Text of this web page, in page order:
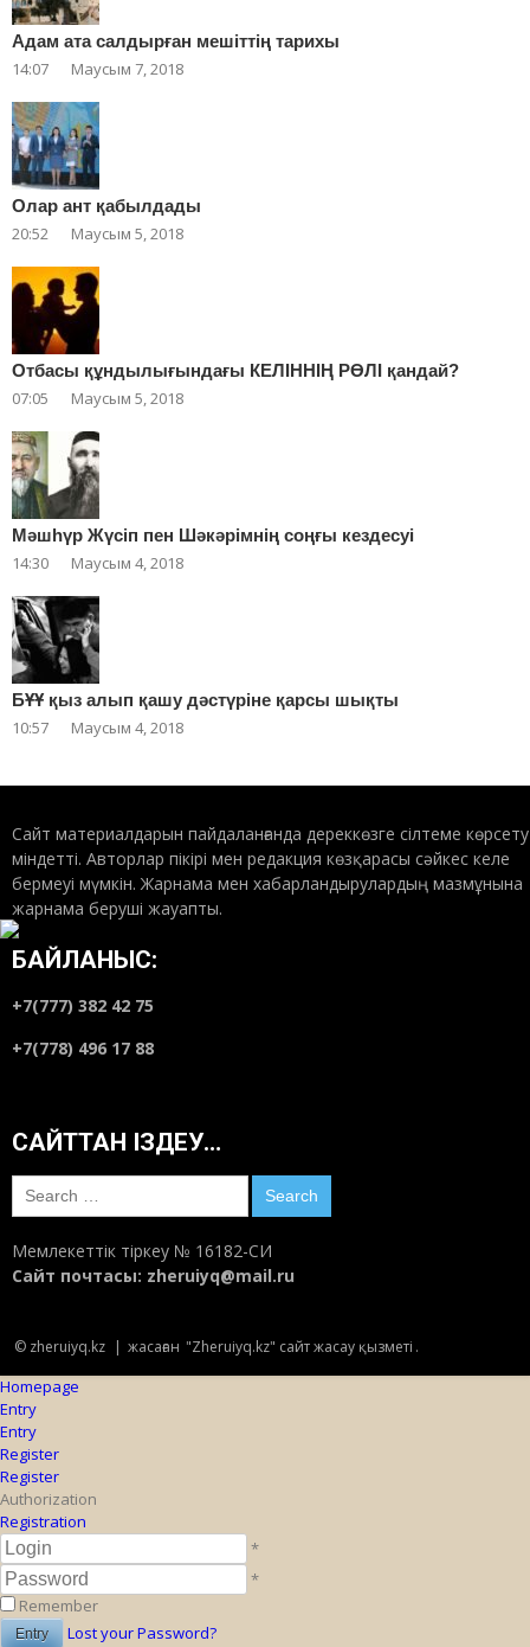
Адам ата салдырған мешіттің тарихы
14:07 Маусым 7, 2018
Олар ант қабылдады
20:52 Маусым 5, 2018
Отбасы құндылығындағы КЕЛІННІҢ РӨЛІ қандай?
07:05 Маусым 5, 2018
Мәшһүр Жүсіп пен Шәкәрімнің соңғы кездесуі
14:30 Маусым 4, 2018
БҰҰ қыз алып қашу дәстүріне қарсы шықты
10:57 Маусым 4, 2018
Сайт материалдарын пайдаланғанда дереккөзге сілтеме көрсету
міндетті. Авторлар пікірі мен редакция көзқарасы сәйкес келе
бермеуі мүмкін. Жарнама мен хабарландырулардың мазмұнына
жарнама беруші жауапты.
БАЙЛАНЫС:
+7(777) 382 42 75
+7(778) 496 17 88
САЙТТАН ІЗДЕУ…
Search
for:
Мемлекеттік тіркеу № 16182-СИ
Сайт почтасы: zheruiyq@mail.ru
© zheruiyq.kz | жасаған "Zheruiyq.kz" сайт жасау қызметі .
Homepage
Entry
Entry
Register
Register
Authorization
Registration
*
*
Remember
Lost your Password?